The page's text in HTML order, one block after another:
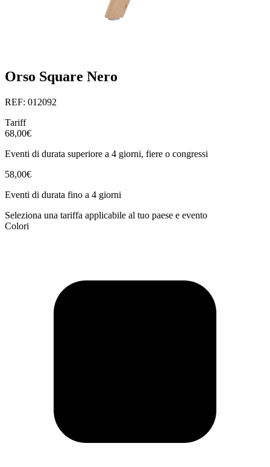
Orso Square Nero
REF: 012092
Tariff
68,00€
Eventi di durata superiore a 4 giorni, fiere o congressi
58,00€
Eventi di durata fino a 4 giorni
Seleziona una tariffa applicabile al tuo paese e evento
Colori